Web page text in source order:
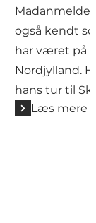
også kendt
har været på
Nordjylland.
hans tur til
Læs mere